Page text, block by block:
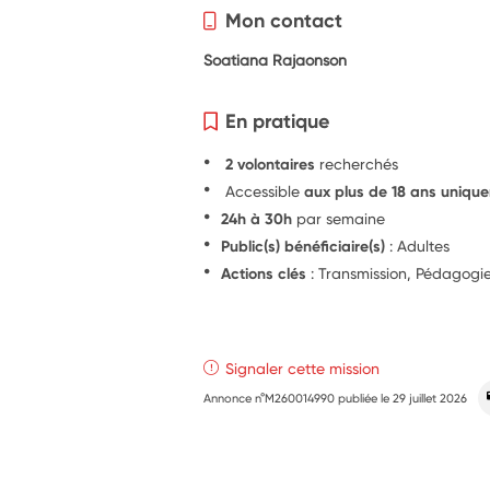
Mon contact
Soatiana Rajaonson
En pratique
2 volontaires recherchés
Accessibleaux plus de 18 ans
24h à 30h par semaine
Public(s) bénéficiaire(s) : Adultes
Actions clés : Transmission,
Signaler cette mission
Annonce n°M260014990 publiée le29 juillet 2026